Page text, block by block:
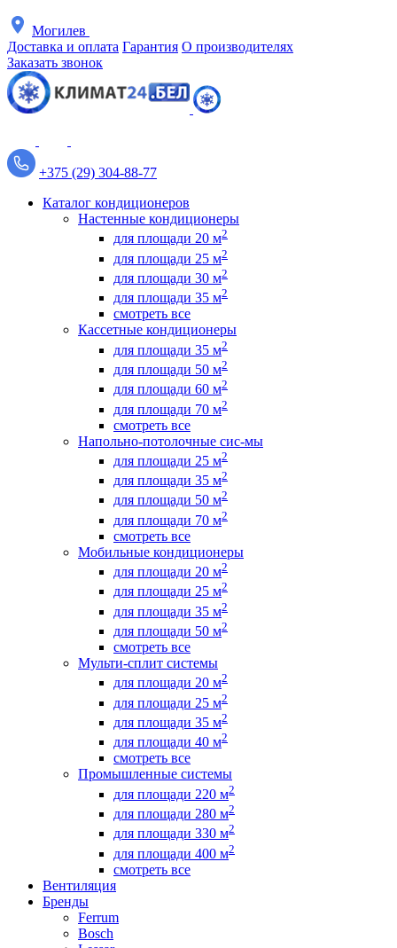
Могилев
Доставка и оплата Гарантия О производителях
Заказать звонок
+375 (29) 304-88-77
Каталог кондиционеров
Настенные кондиционеры
для площади 20 м2
для площади 25 м2
для площади 30 м2
для площади 35 м2
смотреть все
Кассетные кондиционеры
для площади 35 м2
для площади 50 м2
для площади 60 м2
для площади 70 м2
смотреть все
Напольно-потолочные сис-мы
для площади 25 м2
для площади 35 м2
для площади 50 м2
для площади 70 м2
смотреть все
Мобильные кондиционеры
для площади 20 м2
для площади 25 м2
для площади 35 м2
для площади 50 м2
смотреть все
Мульти-сплит системы
для площади 20 м2
для площади 25 м2
для площади 35 м2
для площади 40 м2
смотреть все
Промышленные системы
для площади 220 м2
для площади 280 м2
для площади 330 м2
для площади 400 м2
смотреть все
Вентиляция
Бренды
Ferrum
Bosch